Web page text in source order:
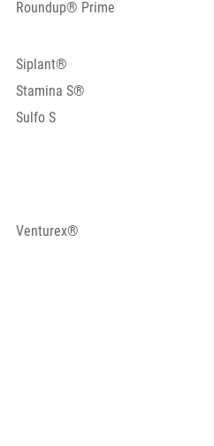
Roundup® Prime
Siplant®
Stamina S®
Sulfo S
Venturex®